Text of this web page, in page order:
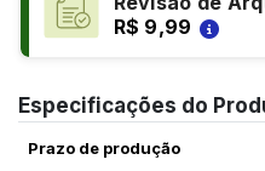
R$ 9,99
Especificações do
Prazo de produção